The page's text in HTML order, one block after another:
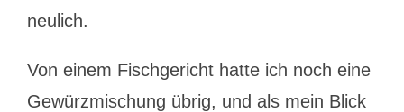
neulich.
Von einem Fischgericht hatte ich noch eine
Gewürzmischung übrig, und als mein Blick